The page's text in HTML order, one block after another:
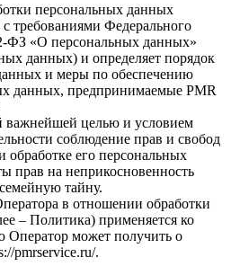
персональных данных
с требованиями Федерального
ФЗ «О персональных данных»
данных) и определяет порядок
и меры по обеспечению
данных, предпринимаемые PMR
важнейшей целью и условием
соблюдение прав и свобод
обработке его персональных
прав на неприкосновенность
тайну.
в отношении обработки
– Политика) применяется ко
Оператор может получить о
pmrservice.ru/.